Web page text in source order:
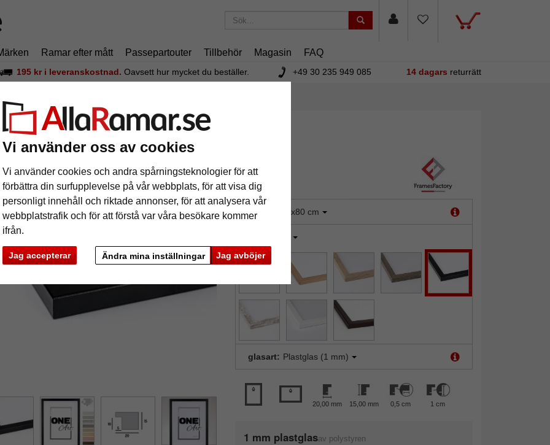
Vi använder oss av cookies
Vi använder cookies och andra spårningsteknologier för att
förbättra din surfupplevelse på vår webbplats, för att visa dig
personligt innehåll och riktade annonser, för att analysera vår
webbplatstrafik och för att förstå var våra besökare kommer
ifrån.
Jag accepterar Jag avböjer
Ändra mina inställningar
Ramar efter mått Passepartouter Tillbehör Magasin FAQ
195 kr i leveranskostnad. Oavsett hur mycket du beställer. +49 30 235 949 085 14 dagars returrätt
Hekla (MDF)
format: 60x80 cm
glasart: Plastglas (1 mm)
20,00 mm 15,00 mm 0,5 cm 1 cm
1 mm plastglasav polystyren